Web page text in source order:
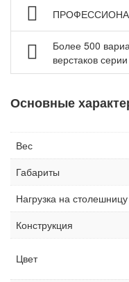
Аксессуары для
Оборудование для
воздуха
заказу
Шкафы
Тележки и тумбы для
Тумбы, шкафы и
серверные
Антистатическая
Мебель для чистых
Перфорированные
Хранение метизов и
Более 500
верстаков
Основные
Вес
Габариты
Нагрузка на столешницу
Конструкция
Цвет